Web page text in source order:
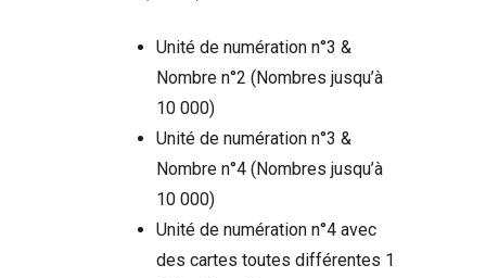
Unité de numération n°3 &
Nombre n°2 (Nombres jusqu’à
10 000)
Unité de numération n°3 &
Nombre n°4 (Nombres jusqu’à
10 000)
Unité de numération n°4 avec
des cartes toutes différentes 1